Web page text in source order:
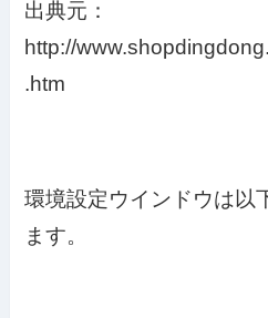
出典元：
http://
.htm
環境設定ウインドウは以
ます。